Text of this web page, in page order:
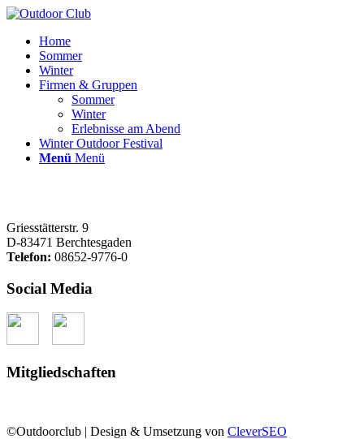
Home
Sommer
Winter
Firmen & Gruppen
Sommer
Winter
Erlebnisse am Abend
Winter Outdoor Festival
Menü Menü
Griesstätterstr. 9
D-83471 Berchtesgaden
Telefon: 08652-9776-0
Social Media
Mitgliedschaften
©Outdoorclub | Design & Umsetzung von CleverSEO